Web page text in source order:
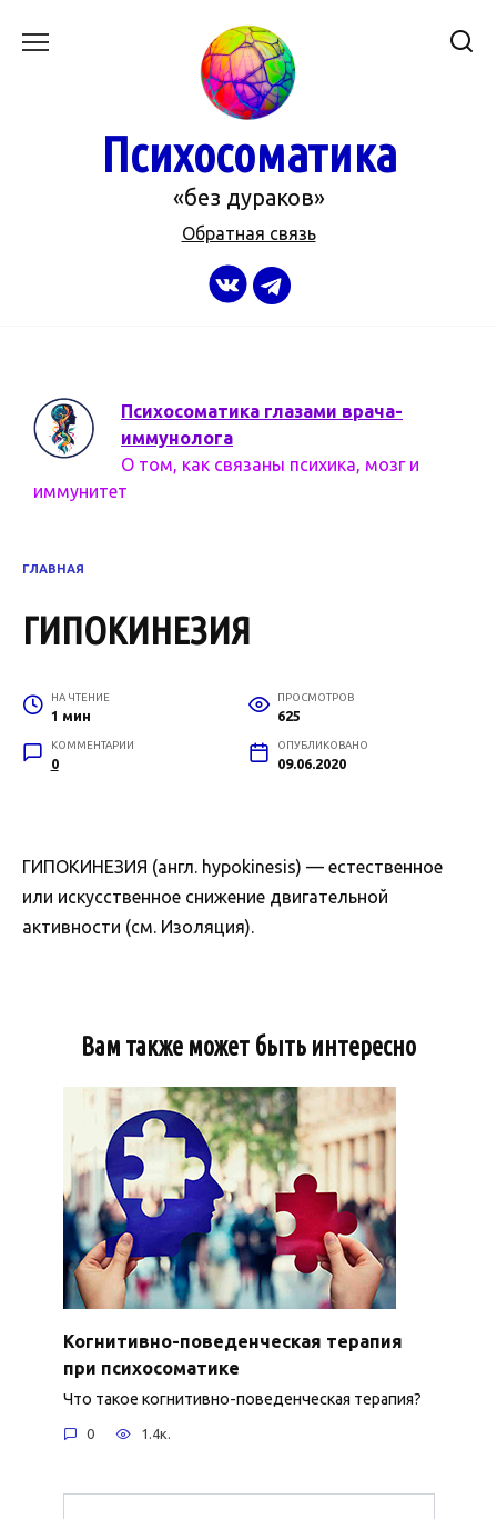
Психосоматика
«без дураков»
Обратная связь
Психосоматика глазами врача-
иммунолога
О том, как связаны психика, мозг и
иммунитет
ГЛАВНАЯ
ГИПОКИНЕЗИЯ
НА ЧТЕНИЕ
1 мин
ПРОСМОТРОВ
625
КОММЕНТАРИИ
0
ОПУБЛИКОВАНО
09.06.2020
ГИПОКИНЕЗИЯ (англ. hypokinesis) — естественное
или искусственное снижение двигательной
активности (см. Изоляция).
Вам также может быть интересно
Когнитивно-поведенческая терапия
при психосоматике
Что такое когнитивно-поведенческая терапия?
0 1.4к.